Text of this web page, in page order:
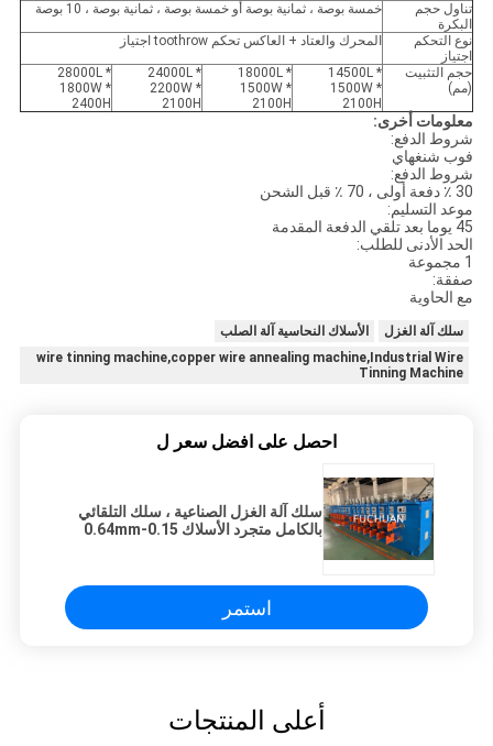
تناول حجم
البكرة
خمسة بوصة ، ثمانية بوصة أو خمسة بوصة ، ثمانية بوصة ، 10 بوصة
نوع التحكم
اجتياز
المحرك والعتاد + العاكس تحكم toothrow اجتياز
حجم التثبيت
(مم)
14500L *
1500W *
2100H
18000L *
1500W *
2100H
24000L *
2200W *
2100H
28000L *
1800W *
2400H
معلومات أخرى:
شروط الدفع:
فوب شنغهاي
شروط الدفع:
30 ٪ دفعة أولى ، 70 ٪ قبل الشحن
موعد التسليم:
45 يوما بعد تلقي الدفعة المقدمة
الحد الأدنى للطلب:
1 مجموعة
صفقة:
مع الحاوية
سلك آلة الغزل
الأسلاك النحاسية آلة الصلب
wire tinning machine,copper wire annealing machine,Industrial Wire
Tinning Machine
احصل على افضل سعر ل
سلك آلة الغزل الصناعية ، سلك التلقائي
بالكامل متجرد الأسلاك 0.15-0.64mm
استمر
أعلى المنتجات